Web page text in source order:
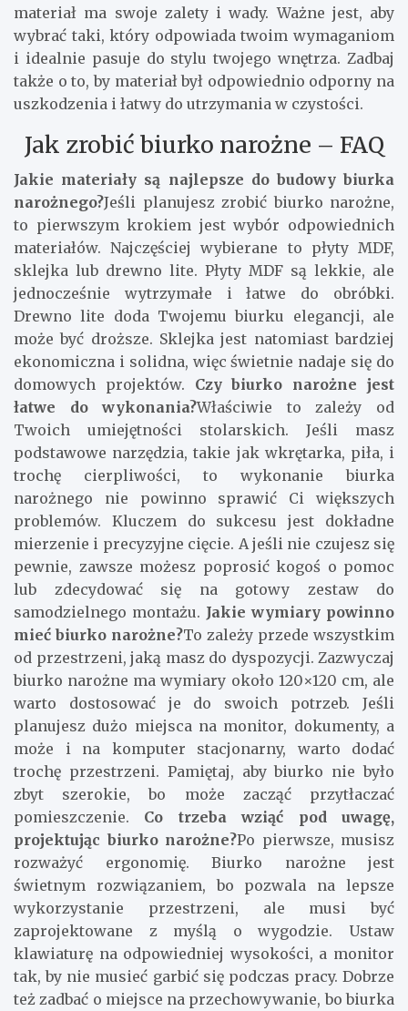
materiał ma swoje zalety i wady. Ważne jest, aby
wybrać taki, który odpowiada twoim wymaganiom
i idealnie pasuje do stylu twojego wnętrza. Zadbaj
także o to, by materiał był odpowiednio odporny na
uszkodzenia i łatwy do utrzymania w czystości.
Jak zrobić biurko narożne – FAQ
Jakie materiały są najlepsze do budowy biurka
narożnego?Jeśli planujesz zrobić biurko narożne,
to pierwszym krokiem jest wybór odpowiednich
materiałów. Najczęściej wybierane to płyty MDF,
sklejka lub drewno lite. Płyty MDF są lekkie, ale
jednocześnie wytrzymałe i łatwe do obróbki.
Drewno lite doda Twojemu biurku elegancji, ale
może być droższe. Sklejka jest natomiast bardziej
ekonomiczna i solidna, więc świetnie nadaje się do
domowych projektów. Czy biurko narożne jest
łatwe do wykonania?Właściwie to zależy od
Twoich umiejętności stolarskich. Jeśli masz
podstawowe narzędzia, takie jak wkrętarka, piła, i
trochę cierpliwości, to wykonanie biurka
narożnego nie powinno sprawić Ci większych
problemów. Kluczem do sukcesu jest dokładne
mierzenie i precyzyjne cięcie. A jeśli nie czujesz się
pewnie, zawsze możesz poprosić kogoś o pomoc
lub zdecydować się na gotowy zestaw do
samodzielnego montażu. Jakie wymiary powinno
mieć biurko narożne?To zależy przede wszystkim
od przestrzeni, jaką masz do dyspozycji. Zazwyczaj
biurko narożne ma wymiary około 120×120 cm, ale
warto dostosować je do swoich potrzeb. Jeśli
planujesz dużo miejsca na monitor, dokumenty, a
może i na komputer stacjonarny, warto dodać
trochę przestrzeni. Pamiętaj, aby biurko nie było
zbyt szerokie, bo może zacząć przytłaczać
pomieszczenie. Co trzeba wziąć pod uwagę,
projektując biurko narożne?Po pierwsze, musisz
rozważyć ergonomię. Biurko narożne jest
świetnym rozwiązaniem, bo pozwala na lepsze
wykorzystanie przestrzeni, ale musi być
zaprojektowane z myślą o wygodzie. Ustaw
klawiaturę na odpowiedniej wysokości, a monitor
tak, by nie musieć garbić się podczas pracy. Dobrze
też zadbać o miejsce na przechowywanie, bo biurka